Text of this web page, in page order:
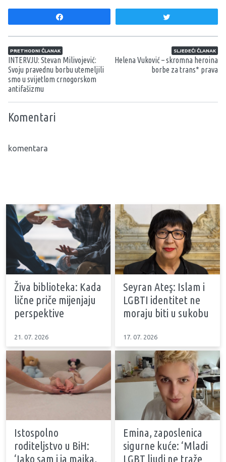
Navigacija članaka
PRETHODNI ČLANAK
INTERVJU: Stevan Milivojević:
Svoju pravednu borbu utemeljili
smo u svijetlom crnogorskom
antifašizmu
SLJEDEĆI ČLANAK
Helena Vuković – skromna heroina
borbe za trans* prava
Komentari
komentara
Živa biblioteka: Kada
lične priče mijenjaju
perspektive
21. 07. 2026
Seyran Ateş: Islam i
LGBTI identitet ne
moraju biti u sukobu
17. 07. 2026
Istospolno
roditeljstvo u BiH:
‘Iako sam i ja majka,
Emina, zaposlenica
sigurne kuće: ‘Mladi
LGBT ljudi ne traže